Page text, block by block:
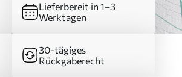
Lieferbereit in 1–3
Werktagen
30-tägiges
Rückgaberecht